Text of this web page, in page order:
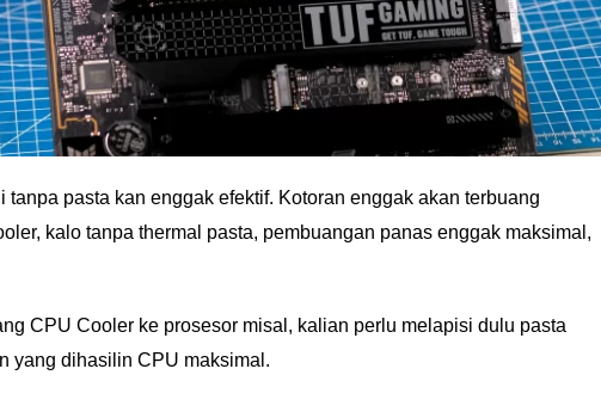
tanpa pasta kan enggak efektif. Kotoran enggak akan terbuang
kalo tanpa thermal pasta, pembuangan panas enggak maksimal,
CPU Cooler ke prosesor misal, kalian perlu melapisi dulu pasta
yang dihasilin CPU maksimal.